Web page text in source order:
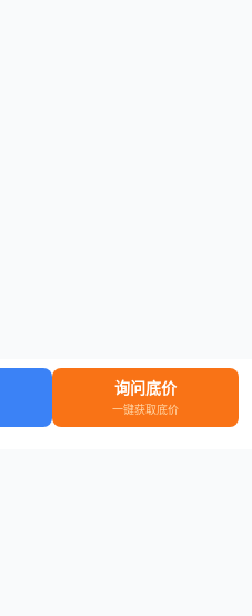
询问底价
一键获取底价
知识 登录